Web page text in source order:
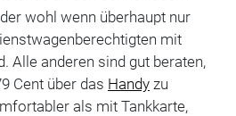
wohl wenn überhaupt nur
mit
Alle anderen sind gut beraten,
Cent über das Handyzu
als mit Tankkarte,